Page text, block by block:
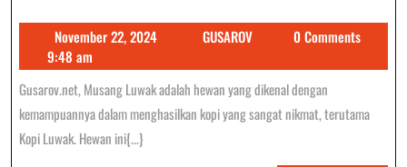
Luwak
Bisa
November 22, 2024November
2024
GUSAROVGUSAROV0 Comments
9:48 am
Gusarov.net, Musang Luwak adalah hewan yang dikenal dengan
kemampuannya dalam menghasilkan kopi yang sangat nikmat, terutama
Kopi Luwak. Hewan ini{...}